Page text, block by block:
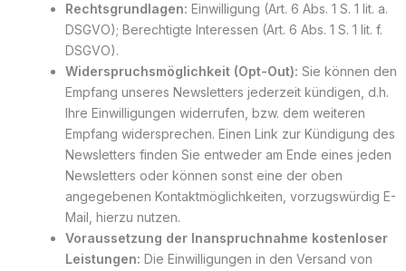
Rechtsgrundlagen: Einwilligung (Art. 6 Abs. 1 S. 1 lit. a.
DSGVO); Berechtigte Interessen (Art. 6 Abs. 1 S. 1 lit. f.
DSGVO).
Widerspruchsmöglichkeit (Opt-Out): Sie können den
Empfang unseres Newsletters jederzeit kündigen, d.h.
Ihre Einwilligungen widerrufen, bzw. dem weiteren
Empfang widersprechen. Einen Link zur Kündigung des
Newsletters finden Sie entweder am Ende eines jeden
Newsletters oder können sonst eine der oben
angegebenen Kontaktmöglichkeiten, vorzugswürdig E-
Mail, hierzu nutzen.
Voraussetzung der Inanspruchnahme kostenloser
Leistungen: Die Einwilligungen in den Versand von